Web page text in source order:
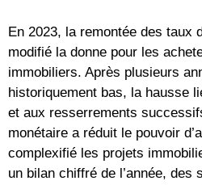
En 2023, la remontée des taux
modifié la donne pour les
immobiliers. Après plusieurs
historiquement bas, la hausse
et aux resserrements
monétaire a réduit le pouvoir
complexifié les projets
un bilan chiffré de l’année, des